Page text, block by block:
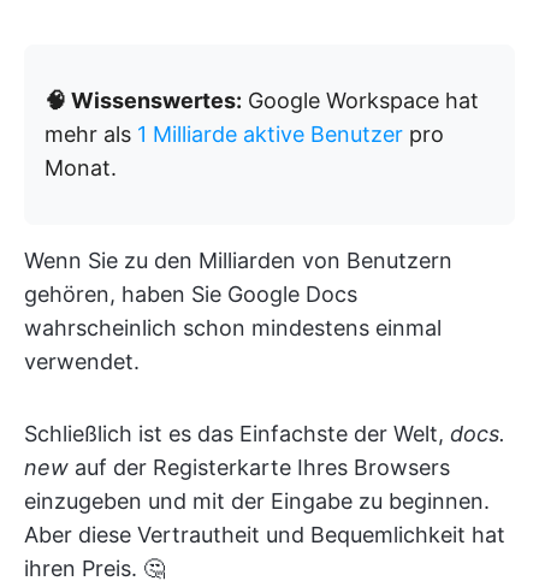
🧠 Wissenswertes: Google Workspace hat
mehr als 1 Milliarde aktive Benutzer pro
Monat.
Wenn Sie zu den Milliarden von Benutzern
gehören, haben Sie Google Docs
wahrscheinlich schon mindestens einmal
verwendet.
Schließlich ist es das Einfachste der Welt, docs.
new auf der Registerkarte Ihres Browsers
einzugeben und mit der Eingabe zu beginnen.
Aber diese Vertrautheit und Bequemlichkeit hat
ihren Preis. 🤔